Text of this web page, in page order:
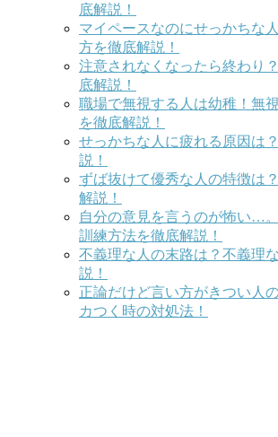
底解説！
マイペースなのにせっかちな
方を徹底解説！
注意されなくなったら終わり
底解説！
職場で無視する人は幼稚！無
を徹底解説！
せっかちな人に疲れる原因は
説！
ずば抜けて優秀な人の特徴は
解説！
自分の意見を言うのが怖い…
訓練方法を徹底解説！
不義理な人の末路は？不義理
説！
正論だけど言い方がきつい人
カつく時の対処法！